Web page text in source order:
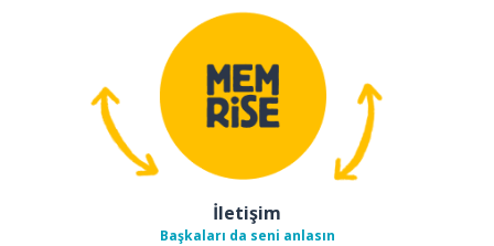
İletişim
Başkaları da seni anlasın